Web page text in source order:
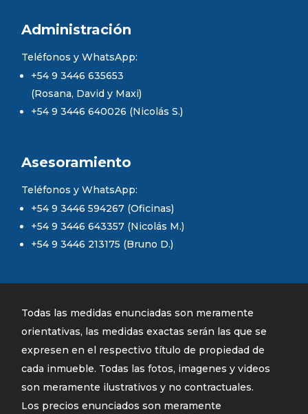
Administración
Teléfonos y WhatsApp:
+54 9 3446 635653
(Rosana, David y Maxi)
+54 9 3446 640026 (Nicolás S.)
Asesoramiento
Teléfonos y WhatsApp:
+54 9 3446 594267 (Oficinas)
+54 9 3446 643357 (Nicolás M.)
+54 9 3446 213175 (Bruno D.)
Todas las medidas enunciadas son meramente
orientativas, las medidas exactas serán las que se
expresen en el respectivo título de propiedad de
cada inmueble. Todas las fotos, imagenes y videos
son meramente ilustrativos y no contractuales.
Los precios enunciados son meramente